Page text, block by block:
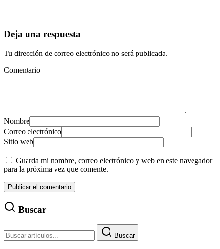
Deja una respuesta
Tu dirección de correo electrónico no será publicada.
Comentario
Nombre
Correo electrónico
Sitio web
Guarda mi nombre, correo electrónico y web en este navegador
para la próxima vez que comente.
Buscar
Buscar